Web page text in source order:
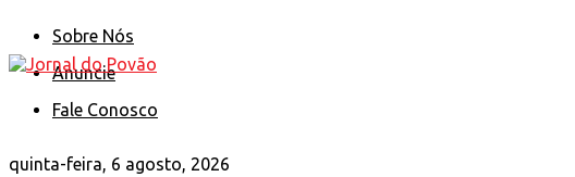
Sobre Nós
Anuncie
Fale Conosco
quinta-feira, 6 agosto, 2026